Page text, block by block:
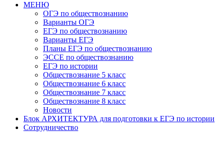
МЕНЮ
ОГЭ по обществознанию
Варианты ОГЭ
ЕГЭ по обществознанию
Варианты ЕГЭ
Планы ЕГЭ по обществознанию
ЭССЕ по обществознанию
ЕГЭ по истории
Обществознание 5 класс
Обществознание 6 класс
Обществознание 7 класс
Обществознание 8 класс
Новости
Блок АРХИТЕКТУРА для подготовки к ЕГЭ по истории
Сотрудничество